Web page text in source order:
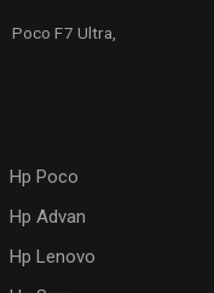
Poco F7 Ultra,
Hp Poco
Hp Advan
Hp Lenovo